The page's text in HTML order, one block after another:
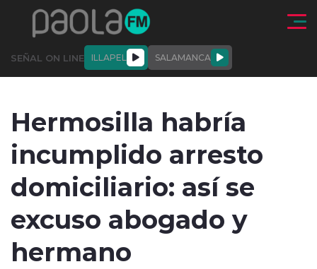
Click acá para ir directamente al contenido
SEÑAL ON LINE ILLAPEL SALAMANCA
ACTUALIDADDEPORTES
modo claro
Hermosilla habría
incumplido arresto
domiciliario: así se
excuso abogado y
hermano